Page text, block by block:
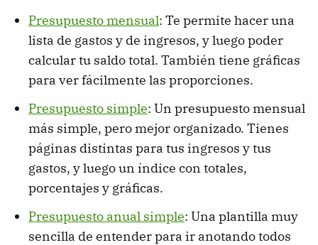
Presupuesto mensual: Te permite hacer una
lista de gastos y de ingresos, y luego poder
calcular tu saldo total. También tiene gráficas
para ver fácilmente las proporciones.
Presupuesto simple: Un presupuesto mensual
más simple, pero mejor organizado. Tienes
páginas distintas para tus ingresos y tus
gastos, y luego un índice con totales,
porcentajes y gráficas.
Presupuesto anual simple: Una plantilla muy
sencilla de entender para ir anotando todos